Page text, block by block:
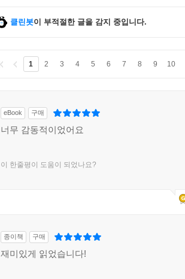
클린봇이 부적절한 글을 감지 중입니다.
1 2 3 4 5 6 7 8 9 10
eBook 구매
너무 감동적이었어요
이 한줄평이 도움이 되었나요?
종이책 구매
재미있게 읽었습니다!